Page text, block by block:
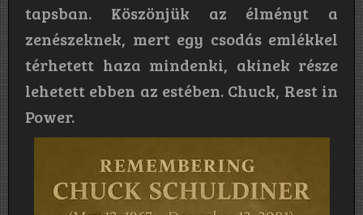
tapsban. Köszönjük az élményt a
zenészeknek, mert egy csodás emlékkel
térhetett haza mindenki, akinek része
lehetett ebben az estében. Chuck, Rest in
Power.